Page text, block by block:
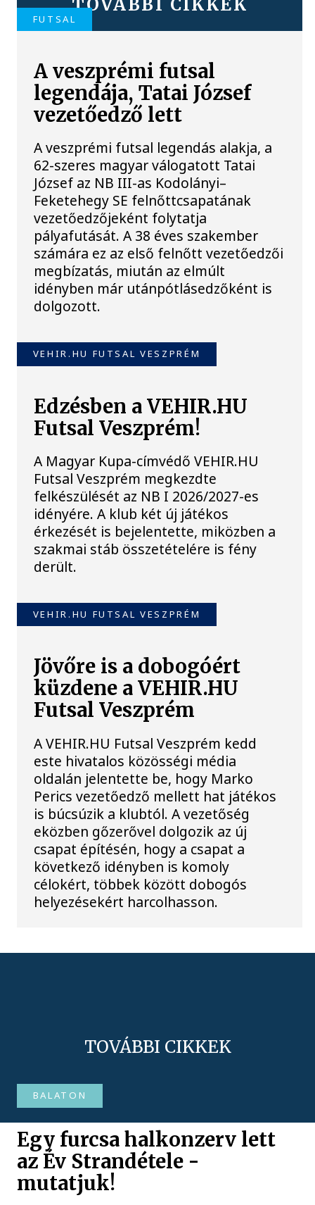
TOVÁBBI CIKKEK
FUTSAL
A veszprémi futsal
legendája, Tatai József
vezetőedző lett
A veszprémi futsal legendás alakja, a
62-szeres magyar válogatott Tatai
József az NB III-as Kodolányi–
Feketehegy SE felnőttcsapatának
vezetőedzőjeként folytatja
pályafutását. A 38 éves szakember
számára ez az első felnőtt vezetőedzői
megbízatás, miután az elmúlt
idényben már utánpótlásedzőként is
dolgozott.
VEHIR.HU FUTSAL VESZPRÉM
Edzésben a VEHIR.HU
Futsal Veszprém!
A Magyar Kupa-címvédő VEHIR.HU
Futsal Veszprém megkezdte
felkészülését az NB I 2026/2027-es
idényére. A klub két új játékos
érkezését is bejelentette, miközben a
szakmai stáb összetételére is fény
derült.
VEHIR.HU FUTSAL VESZPRÉM
Jövőre is a dobogóért
küzdene a VEHIR.HU
Futsal Veszprém
A VEHIR.HU Futsal Veszprém kedd
este hivatalos közösségi média
oldalán jelentette be, hogy Marko
Perics vezetőedző mellett hat játékos
is búcsúzik a klubtól. A vezetőség
eközben gőzerővel dolgozik az új
csapat építésén, hogy a csapat a
következő idényben is komoly
célokért, többek között dobogós
helyezésekért harcolhasson.
TOVÁBBI CIKKEK
BALATON
Egy furcsa halkonzerv lett
az Év Strandétele -
mutatjuk!